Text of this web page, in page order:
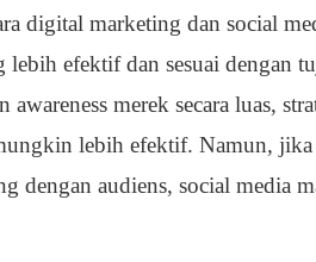
digital marketing dan social
lebih efektif dan sesuai dengan
merek secara luas,
lebih efektif. Namun,
dengan audiens, social media